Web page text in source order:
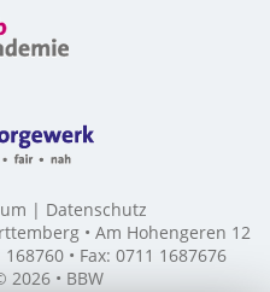
Datenschutz
• Am Hohengeren 12
• Fax: 0711 1687676
• BBW